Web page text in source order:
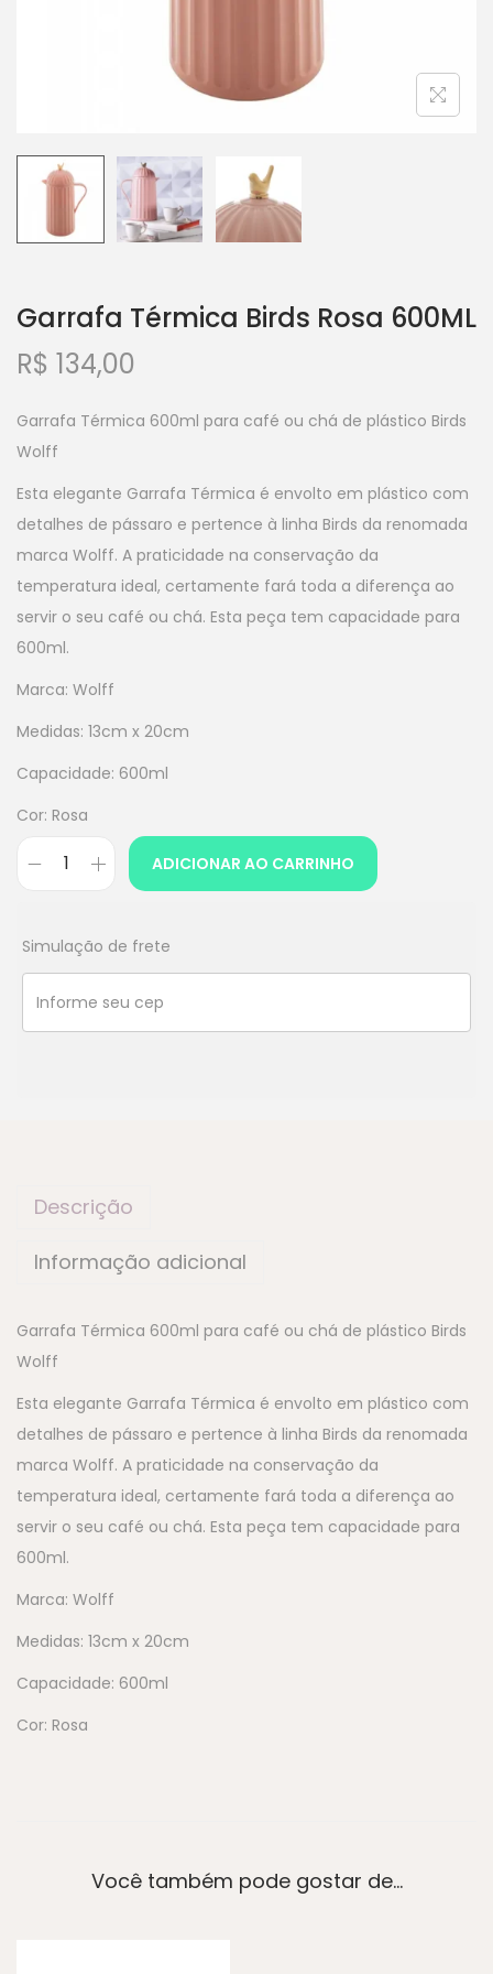
Garrafa Térmica Birds Rosa 600ML
R$ 134,00
Garrafa Térmica 600ml para café ou chá de plástico Birds
Wolff
Esta elegante Garrafa Térmica é envolto em plástico com
detalhes de pássaro e pertence à linha Birds da renomada
marca Wolff. A praticidade na conservação da
temperatura ideal, certamente fará toda a diferença ao
servir o seu café ou chá. Esta peça tem capacidade para
600ml.
Marca: Wolff
Medidas: 13cm x 20cm
Capacidade: 600ml
Cor: Rosa
ADICIONAR AO CARRINHO
Simulação de frete
Descrição
Informação adicional
Garrafa Térmica 600ml para café ou chá de plástico Birds
Wolff
Esta elegante Garrafa Térmica é envolto em plástico com
detalhes de pássaro e pertence à linha Birds da renomada
marca Wolff. A praticidade na conservação da
temperatura ideal, certamente fará toda a diferença ao
servir o seu café ou chá. Esta peça tem capacidade para
600ml.
Marca: Wolff
Medidas: 13cm x 20cm
Capacidade: 600ml
Cor: Rosa
Você também pode gostar de…